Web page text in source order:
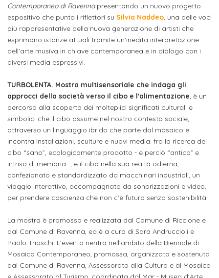
sede
TERZA
MISSIONE
Progetti
Missione
ITALIANA
DELLA
CULTURA
BGBS2023
DI
Istituzioni
Amministrazioni
Dipartimento
di
Progettazione
e
Arti
Applicate
DOTTORATI
RICERCA
Arti
Visive
e
Umanesimo
Tecnologico
ALTRI
LIVELLI
DI
FORMAZIONE
Iscrizione
a
corsi
singoli
Laboratori
e
sede
Servizio
di
stampa
Biblioteca
Alloggi
Modulistica
Consulta
Opportunità
di
lavoro
Aziende
convenzionate
Iscriviti
alla
Newsletter
OPPORTUNITÀ
FSL
e
attività
per
gli
Istituti
Superiori
INCONTRIAMOCI
ITALIA
Fiere
e
saloni
studente
Contemporaneo di Ravennapresentando un nuovo progetto
espositivo che punta i riflettori su Silvia Naddeo, una delle voci
più rappresentative della nuova generazione di artisti che
esprimono istanze attuali tramite un’inedita interpretazione
dell’arte musiva in chiave contemporanea e in dialogo con i
diversi media espressivi.
TURBOLENTA. Mostra multisensoriale che indaga gli
approcci della società verso il cibo e l'alimentazione, è un
percorso alla scoperta dei molteplici significati culturali e
simbolici che il cibo assume nel nostro contesto sociale,
attraverso un linguaggio ibrido che parte dal mosaico e
incontra installazioni, sculture e nuovi media: fra la ricerca del
cibo “sano”, ecologicamente prodotto - e perciò “antico” e
intriso di memoria -, e il cibo nella sua realtà odierna,
confezionato e standardizzato da macchinari industriali, un
viaggio interattivo, accompagnato da sonorizzazioni e video,
per prendere coscienza che non c'è futuro senza sostenibilità.
La mostra è promossa e realizzata dal Comune di Riccione e
dal Comune di Ravenna, ed è a cura di Sara Andruccioli e
Paolo Trioschi. L’evento rientra nell’ambito della Biennale di
Mosaico Contemporaneo, promossa, organizzata e sostenuta
dal Comune di Ravenna, Assessorato alla Cultura e al Mosaico